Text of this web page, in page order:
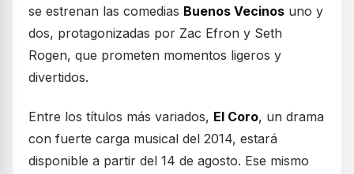
se estrenan las comedias Buenos Vecinos uno y
dos, protagonizadas por Zac Efron y Seth
Rogen, que prometen momentos ligeros y
divertidos.
Entre los títulos más variados, El Coro, un drama
con fuerte carga musical del 2014, estará
disponible a partir del 14 de agosto. Ese mismo